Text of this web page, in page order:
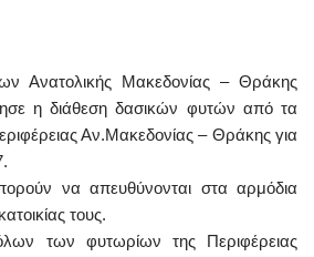
Ανατολικής Μακεδονίας – Θράκης
η διάθεση δασικών φυτών από τα
Αν.Μακεδονίας – Θράκης για
να απευθύνονται στα αρμόδια
τους.
των φυτωρίων της Περιφέρειας